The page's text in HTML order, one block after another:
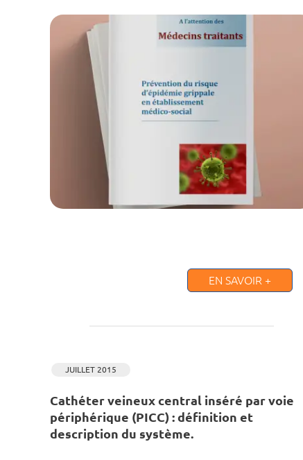
EN SAVOIR +
JUILLET 2015
Cathéter veineux central inséré par voie
périphérique (PICC) : définition et
description du système.